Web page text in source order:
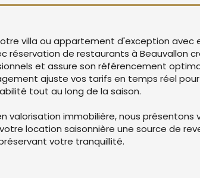
villa ou appartement d'exception avec
réservation de restaurants à Beauvallon
et assure son référencement
ajuste vos tarifs en temps réel
tout au long de la saison.
valorisation immobilière, nous présentons
location saisonnière une source de
votre tranquillité.